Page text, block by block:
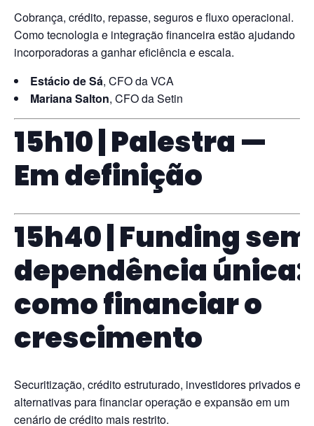
Cobrança, crédito, repasse, seguros e fluxo operacional.
Como tecnologia e integração financeira estão ajudando
incorporadoras a ganhar eficiência e escala.
Estácio de Sá, CFO da VCA
Mariana Salton, CFO da Setin
15h10 | Palestra —
Em definição
15h40 | Funding sem
dependência única:
como financiar o
crescimento
Securitização, crédito estruturado, investidores privados e
alternativas para financiar operação e expansão em um
cenário de crédito mais restrito.